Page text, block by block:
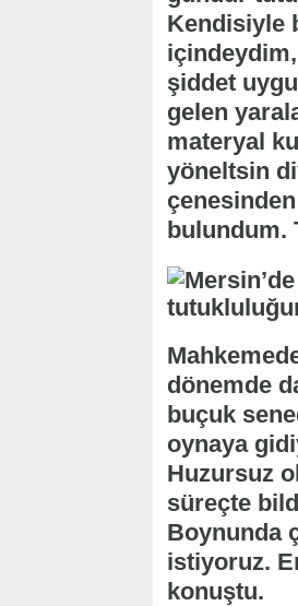
Kendisiyle
şiddet
gelen
materyal
yöneltsin
bulundum.
dönemde
buçuk
oynaya
Huzursuz
süreçte
Boynunda
istiyoruz.
konuştu.